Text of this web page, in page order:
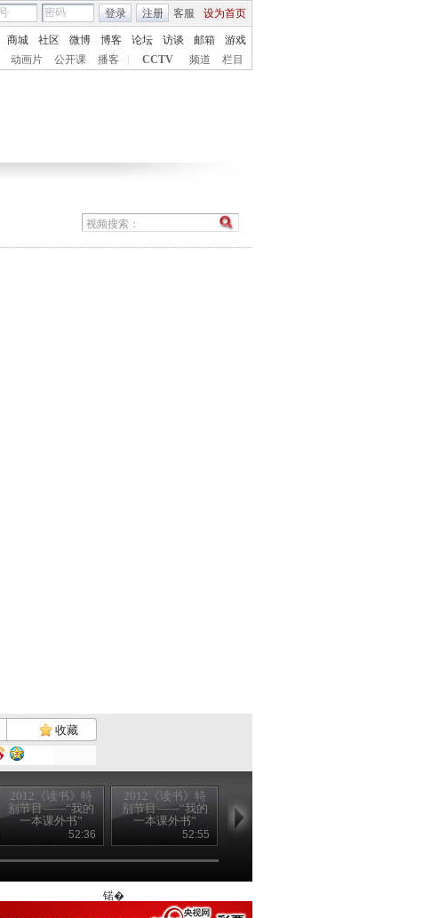
客服 设为首页
登录 注册
商城 社区 微博 博客 论坛 访谈 邮箱
游戏
动画片 公开课 播客 CCTV 频道 栏目
收藏
2012《读书》特
别节目——“我的
一本课外书”
2012082252:36
2012《读书》特
别节目——“我的
一本课外书”
2012082152:55
别节目——“我的
锘�